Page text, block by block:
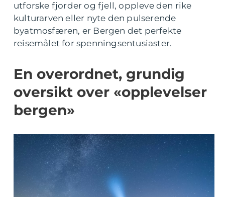
utforske fjorder og fjell, oppleve den rike
kulturarven eller nyte den pulserende
byatmosfæren, er Bergen det perfekte
reisemålet for spenningsentusiaster.
En overordnet, grundig
oversikt over «opplevelser
bergen»